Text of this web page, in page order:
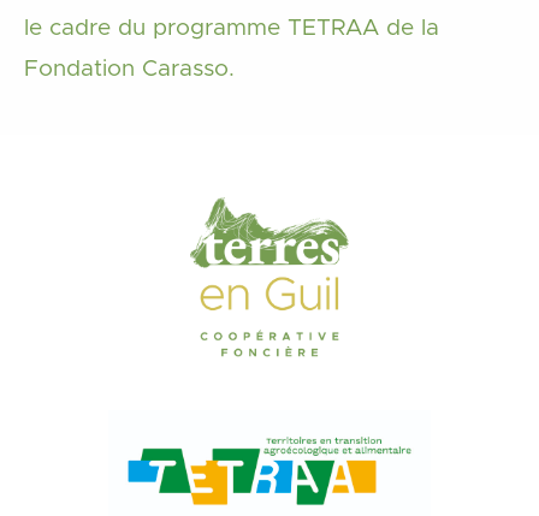
le cadre du programme TETRAA de la
Fondation Carasso.